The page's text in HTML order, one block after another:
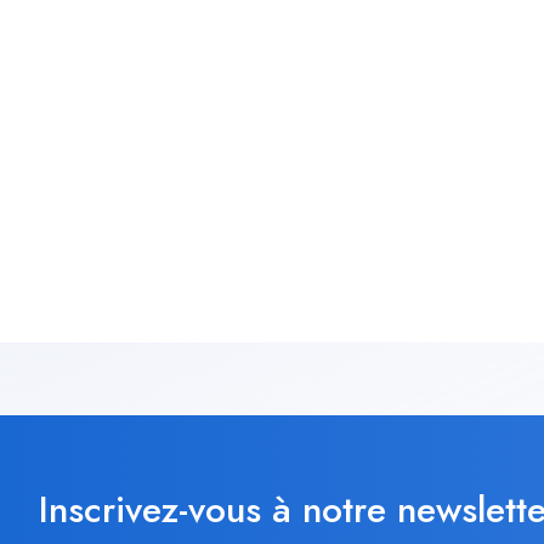
Inscrivez-vous à notre